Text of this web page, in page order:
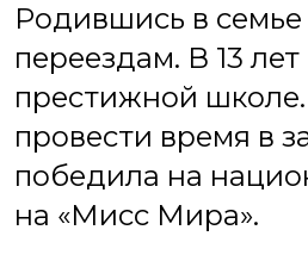
Родившись в
переездам. В 13
престижной школе.
провести время в
победила на
на «Мисс Мира».